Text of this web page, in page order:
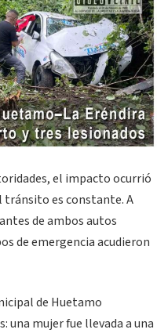
el impacto ocurrió
tránsito es constante. A
de ambos autos
de emergencia acudieron
de Huetamo
una mujer fue llevada a una